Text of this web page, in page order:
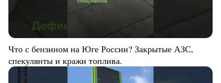
Что с бензином на Юге России? Закрытые АЗС,
спекулянты и кражи топлива.